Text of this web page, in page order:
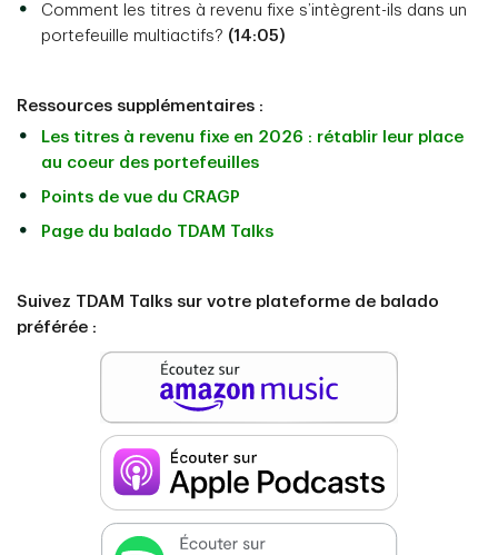
Comment les titres à revenu fixe s’intègrent-ils dans un
portefeuille multiactifs? (14:05)
Ressources supplémentaires :
Les titres à revenu fixe en 2026 : rétablir leur place
au coeur des portefeuilles
Points de vue du CRAGP
Page du balado TDAM Talks
Suivez TDAM Talks sur votre plateforme de balado
préférée :